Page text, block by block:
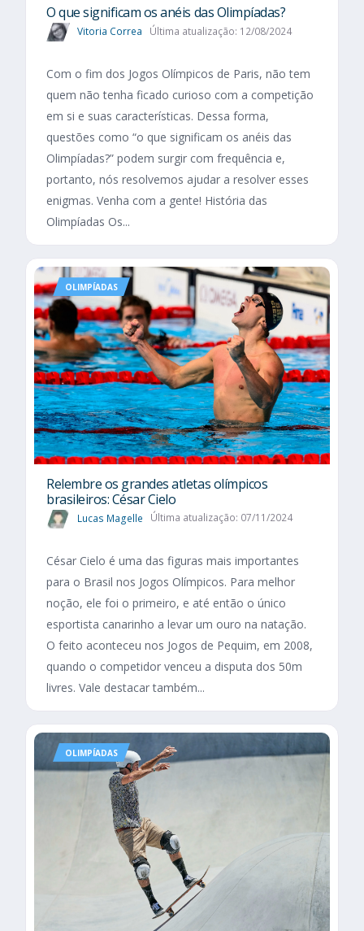
O que significam os anéis das Olimpíadas?
Vitoria Correa Última atualização: 12/08/2024
Com o fim dos Jogos Olímpicos de Paris, não tem
quem não tenha ficado curioso com a competição
em si e suas características. Dessa forma,
questões como “o que significam os anéis das
Olimpíadas?” podem surgir com frequência e,
portanto, nós resolvemos ajudar a resolver esses
enigmas. Venha com a gente! História das
Olimpíadas Os...
OLIMPÍADAS
Relembre os grandes atletas olímpicos
brasileiros: César Cielo
Lucas Magelle Última atualização: 07/11/2024
César Cielo é uma das figuras mais importantes
para o Brasil nos Jogos Olímpicos. Para melhor
noção, ele foi o primeiro, e até então o único
esportista canarinho a levar um ouro na natação.
O feito aconteceu nos Jogos de Pequim, em 2008,
quando o competidor venceu a disputa dos 50m
livres. Vale destacar também...
OLIMPÍADAS